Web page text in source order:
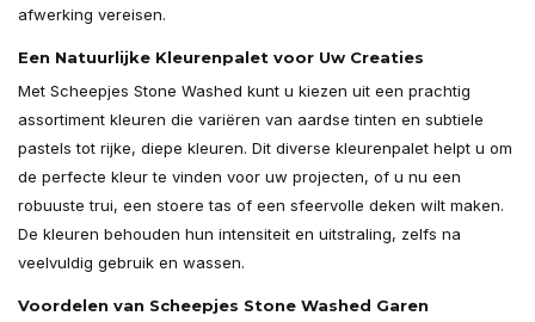
afwerking vereisen.
Een Natuurlijke Kleurenpalet voor Uw Creaties
Met Scheepjes Stone Washed kunt u kiezen uit een prachtig
assortiment kleuren die variëren van aardse tinten en subtiele
pastels tot rijke, diepe kleuren. Dit diverse kleurenpalet helpt u om
de perfecte kleur te vinden voor uw projecten, of u nu een
robuuste trui, een stoere tas of een sfeervolle deken wilt maken.
De kleuren behouden hun intensiteit en uitstraling, zelfs na
veelvuldig gebruik en wassen.
Voordelen van Scheepjes Stone Washed Garen